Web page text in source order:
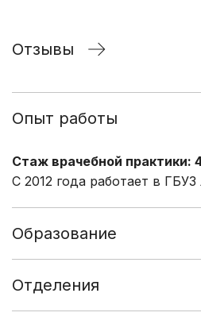
Отзывы
Опыт работы
Стаж врачебной практики:
С 2012 года работает в
Образование
Отделения